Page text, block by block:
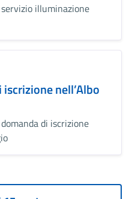
illuminazione
nell’Albo
di iscrizione